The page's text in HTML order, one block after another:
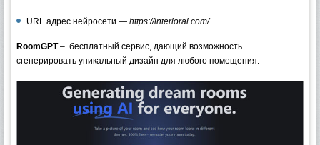
URL адрес нейросети — https://interiorai.com/
RoomGPT– бесплатный сервис, дающий возможность
сгенерировать уникальный дизайн для любого помещения.